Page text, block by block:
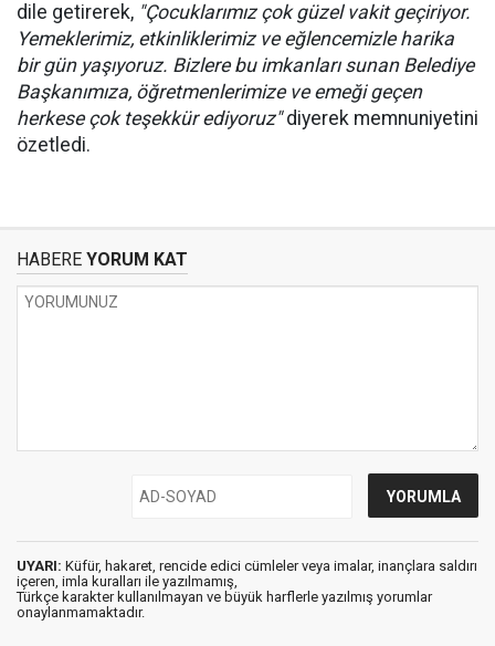
dile getirerek, "Çocuklarımız çok güzel vakit geçiriyor.
Yemeklerimiz, etkinliklerimiz ve eğlencemizle harika
bir gün yaşıyoruz. Bizlere bu imkanları sunan Belediye
Başkanımıza, öğretmenlerimize ve emeği geçen
herkese çok teşekkür ediyoruz"diyerek memnuniyetini
özetledi.
HABERE YORUM KAT
UYARI: Küfür, hakaret, rencide edici cümleler veya imalar, inançlara saldırı
içeren, imla kuralları ile yazılmamış,
Türkçe karakter kullanılmayan ve büyük harflerle yazılmış yorumlar
onaylanmamaktadır.